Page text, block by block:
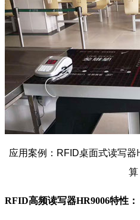
应用案例：RFID桌面式读写器
算
RFID高频读写器HR9006特性 ：